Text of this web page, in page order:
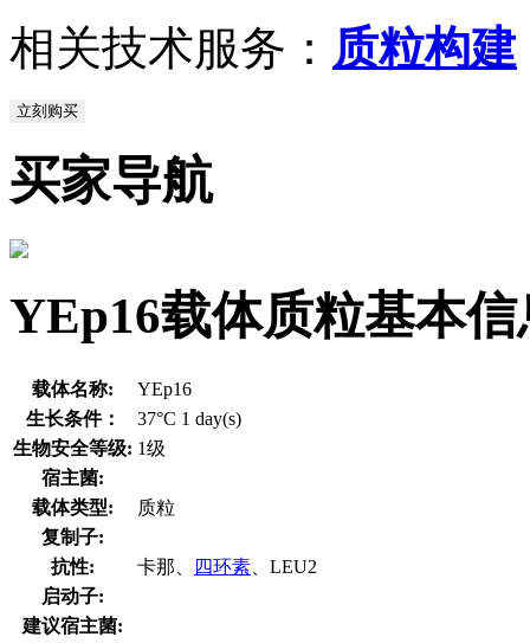
相关技术服务： 质粒构建
立刻购买
买家导航
YEp16载体质粒基本信
载体名称:
YEp16
生长条件：
37°C 1 day(s)
生物安全等级: 1级
宿主菌:
载体类型:
质粒
复制子:
抗性:
卡那、 四环素 、LEU2
启动子:
建议宿主菌: